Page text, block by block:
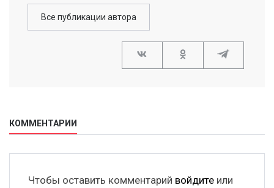
Все публикации автора
КОММЕНТАРИИ
Чтобы оставить комментарий войдите или